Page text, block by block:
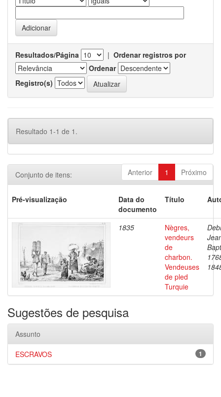
Resultados/Página | Ordenar registros por
Ordenar
Registro(s)
Resultado 1-1 de 1.
Anterior 1 Próximo
Conjunto de itens:
Pré-visualização
Data do
documento
Título
1835
Nègres,
vendeurs
de
charbon.
Vendeuses
de pled
Turquie
Sugestões de pesquisa
Assunto
1
ESCRAVOS